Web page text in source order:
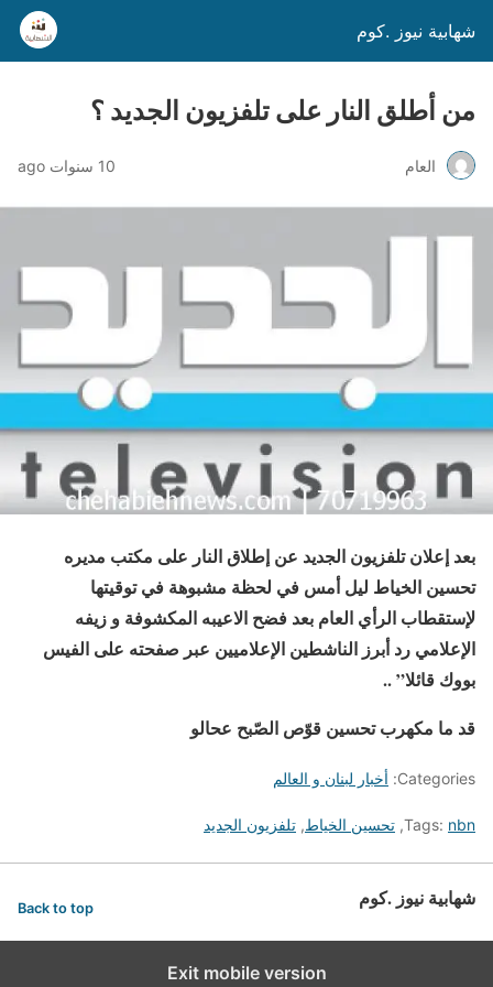
شهابية نيوز .كوم
من أطلق النار على تلفزيون الجديد ؟
العام 10 سنوات ago
بعد إعلان تلفزيون الجديد عن إطلاق النار على مكتب مديره
تحسين الخياط ليل أمس في لحظة مشبوهة في توقيتها
لإستقطاب الرأي العام بعد فضح الاعيبه المكشوفة و زيفه
الإعلامي رد أبرز الناشطين الإعلاميين عبر صفحته على الفيس
بووك قائلا” ..
قد ما مكهرب تحسين قوّص الصّبح عحالو
Categories: أخبار لبنان و العالم
Tags: nbn
, تحسين الخياط, تلفزيون الجديد
شهابية نيوز .كوم Back to top
Exit mobile version